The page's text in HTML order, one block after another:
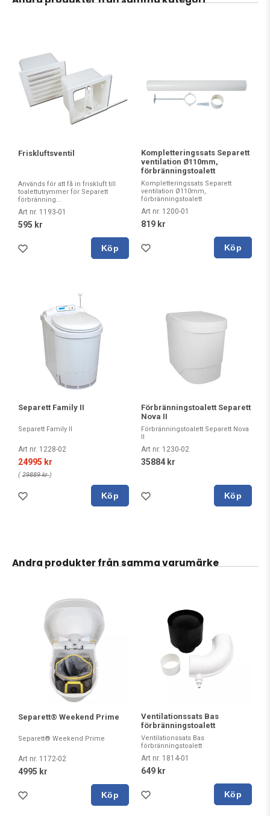
Friskluftsventil
Används för att få in friskluft till
toalettutrymmer för Separett
förbränning...
Art nr. 1193-01
595 kr
Köp
Kompletteringssats Separett
ventilation Ø110mm,
förbränningstoalett
Kompletteringssats Separett
ventilation Ø110mm,
förbränningstoalett
Art nr. 1200-01
819 kr
Köp
Separett Family II
Separett Family II
Art nr. 1228-02
24995 kr
( 29889 kr)
Köp
Förbränningstoalett Separett
Nova II
Förbränningstoalett Separett Nova
II
Art nr. 1230-02
35884 kr
Köp
Andra produkter från samma varumärke
Separett® Weekend Prime
Separett® Weekend Prime
Art nr. 1172-02
4995 kr
Köp
Ventilationssats Bas
förbränningstoalett
Ventilationssats Bas
förbränningstoalett
Art nr. 1814-01
649 kr
Köp